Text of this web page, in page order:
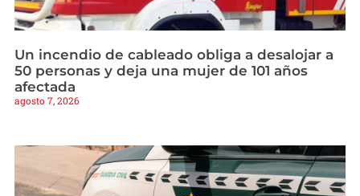
Un incendio de cableado obliga a desalojar a
50 personas y deja una mujer de 101 años
afectada
agosto 7, 2026